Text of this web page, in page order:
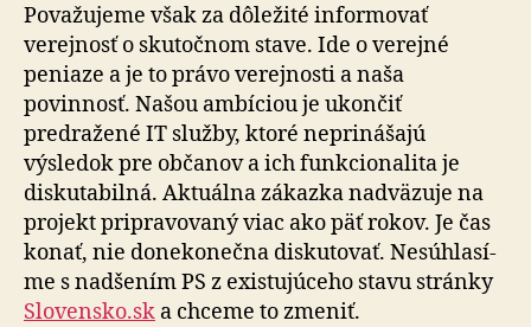
Považujeme však za dôležité informovať
verejnosť o skutočnom stave. Ide o verejné
peniaze a je to právo verejnosti a naša
povinnosť. Našou ambíciou je ukončiť
predražené IT služby, ktoré neprinášajú
výsledok pre občanov a ich funkcionalita je
diskutabilná. Aktuálna zákazka nadväzuje na
projekt pripravovaný viac ako päť rokov. Je čas
konať, nie donekonečna diskutovať. Ne­súhla­sí­
me s nadšením PS z existujúceho stavu stránky
Slovensko.sk a chceme to zmeniť.